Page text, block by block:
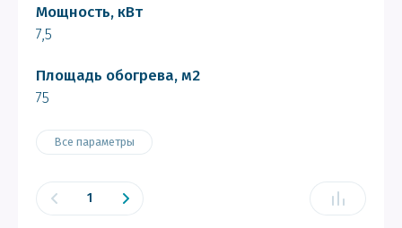
Мощность, кВт
7,5
Площадь обогрева, м2
75
Все параметры